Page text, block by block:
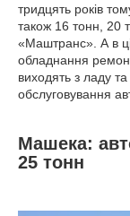
тридцять років
також 16 тонн, 20
«Маштранс». А в
обладнання
виходять з ладу
обслуговування
Машека:
25 тонн